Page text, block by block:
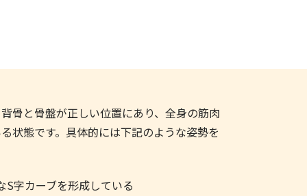
骨と骨盤が正しい位置にあり、全身の筋肉
状態です。具体的には下記のような姿勢を
S字カーブを形成している